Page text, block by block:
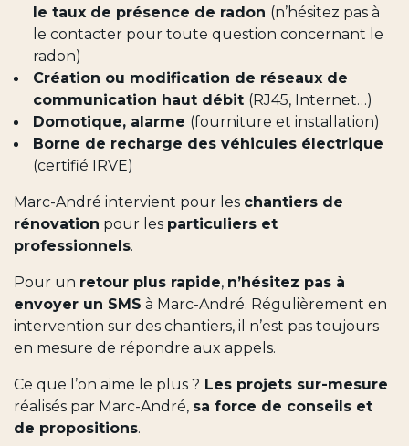
le taux de présence de radon (n’hésitez pas à
le contacter pour toute question concernant le
radon)
Création ou modification de réseaux de
communication haut débit (RJ45, Internet…)
Domotique, alarme (fourniture et installation)
Borne de recharge des véhicules électrique
(certifié IRVE)
Marc-André intervient pour les chantiers de
rénovation pour les particuliers et
professionnels.
Pour un retour plus rapide, n’hésitez pas à
envoyer un SMS à Marc-André. Régulièrement en
intervention sur des chantiers, il n’est pas toujours
en mesure de répondre aux appels.
Ce que l’on aime le plus ? Les projets sur-mesure
réalisés par Marc-André, sa force de conseils et
de propositions.